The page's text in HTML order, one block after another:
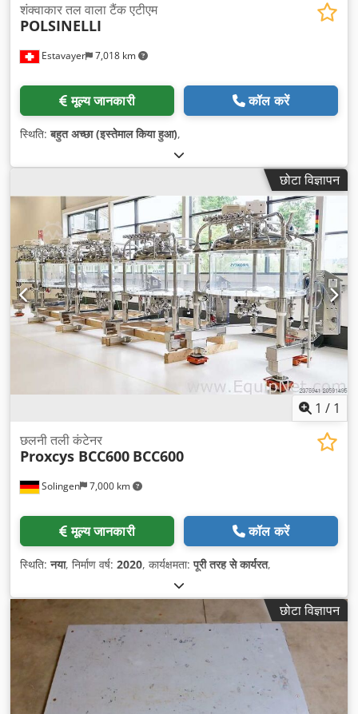
Estavayer 7,018 km
शंक्वाकार तल वाला टैंक एटीएम
POLSINELLI
मूल्य जानकारी कॉल करें
स्थिति:बहुत अच्छा (इस्तेमाल किया हुआ),
छोटा विज्ञापन
1 / 1
Solingen 7,000 km
छलनी तली कंटेनर
Proxcys BCC600 BCC600
मूल्य जानकारी कॉल करें
स्थिति:नया, निर्माण वर्ष: 2020, कार्यक्षमता:पूरी तरह से कार्यरत,
छोटा विज्ञापन